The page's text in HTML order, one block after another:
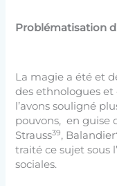
Problématisation
La magie a été et
des ethnologues
l’avons souligné
pouvons, en guise
Strauss39, Balandier
traité ce sujet sous
sociales.